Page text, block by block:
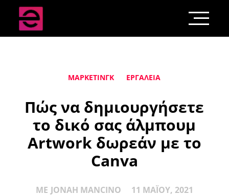
ΜΆΡΚΕΤΙΝΓΚ ΕΡΓΑΛΕΊΑ
Πώς να δημιουργήσετε
το δικό σας άλμπουμ
Artwork δωρεάν με το
Canva
ΜΕ JONAH MANCINO 11 ΜΑΪ́ΟΥ, 2021